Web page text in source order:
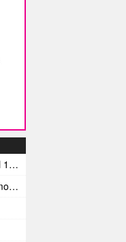
Avsnitt 211! Sista avsnittet! HEJ DÅ! (Del 1 och 2)
Avsnitt 210! Special! Bone Thugs n Harmonys album E.1999 Eternal